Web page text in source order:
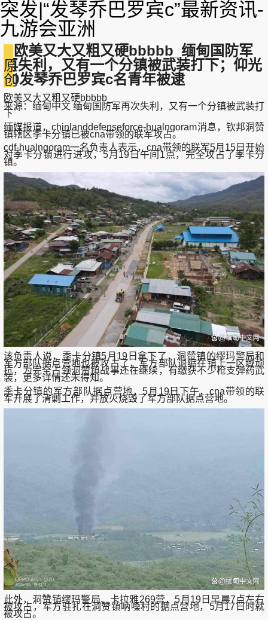
突发|“发琴乔巴罗宾c”最新资讯-
九游会亚洲
原
创
欧美又大又粗又硬bbbbb_缅甸国防军
再失利，又有一个分镇被武装打下；仰光
10发琴乔巴罗宾c名青年被逮
欧美又大又粗又硬bbbbb_
来源：缅甸中文 缅甸国防军再次失利，又有一个分镇被武装打
下
缅媒报道，chinlanddefenseforce-hualngoram消息，钦邦洞赞
镇辖区季卡分镇已被cna带领的联军攻占。
cdf-hualngoram一名负责人表示，cna带领的联军5月15日开始
对季卡分镇进行进攻，5月19日午间1点，完全攻占了季卡分
镇。
该负责人说，季卡分镇5月19日拿下了，洞赞镇的缪玛警局和
军方部队据点营地也被攻占了，军方部队退缩在镇上一区域顽
抗，为完全占领洞赞镇战事还在继续，有缴获不少枪支弹药武
装，更多详情还未得知。
季卡分镇的军方部队据点营地，5月19日下午，cna带领的联
军开展了清剿工作，并放火烧毁了军方部队据点营地。
此外，洞赞镇缪玛警局、卡拉雅269营，5月19日早晨7点左右
被攻占，军方驻扎在洞赞镇呐嗓村的据点营地，5月17日时就
被攻占。